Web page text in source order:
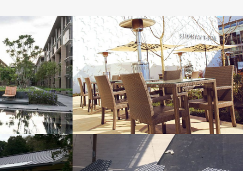
VOGUE
BREEZE EXCLUSIVE
JAPAN PROJECT